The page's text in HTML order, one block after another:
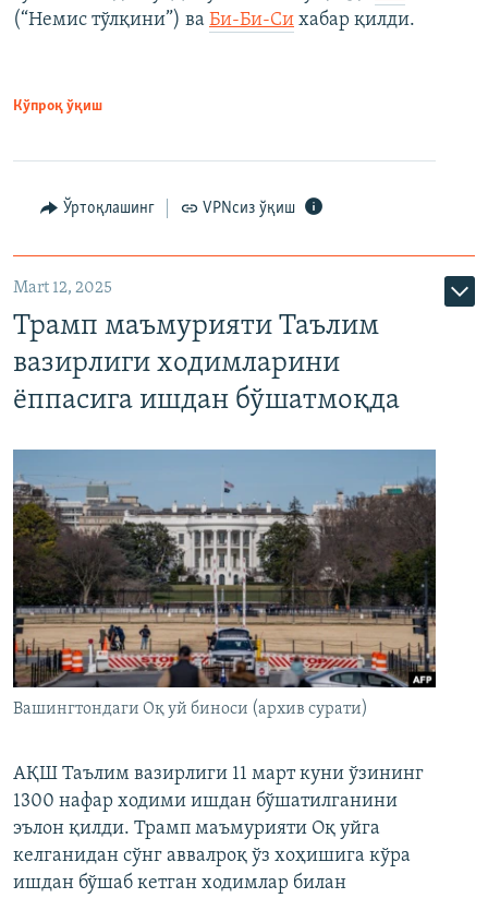
(“Немис тўлқини”) ва Би-Би-Си хабар қилди.
Кўпроқ ўқиш
Ўртоқлашинг VPNсиз ўқиш
Mart 12, 2025
Трамп маъмурияти Таълим
вазирлиги ходимларини
ёппасига ишдан бўшатмоқда
Вашингтондаги Оқ уй биноси (архив сурати)
АҚШ Таълим вазирлиги 11 март куни ўзининг
1300 нафар ходими ишдан бўшатилганини
эълон қилди. Трамп маъмурияти Оқ уйга
келганидан сўнг аввалроқ ўз хоҳишига кўра
ишдан бўшаб кетган ходимлар билан